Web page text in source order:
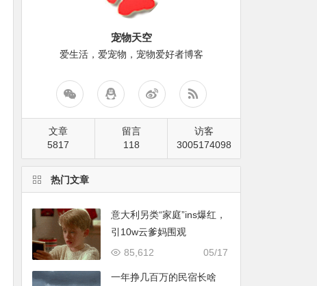
宠物天空
爱生活，爱宠物，宠物爱好者博客
文章
5817
留言
118
访客
3005174098
热门文章
意大利另类“家庭”ins爆红，
引10w云爹妈围观
05/17
85,612
一年挣几百万的民宿长啥